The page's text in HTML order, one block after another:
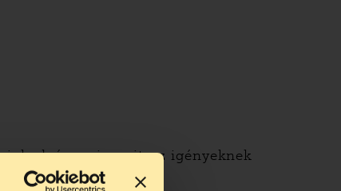
elvégezni, amit az igényeknek